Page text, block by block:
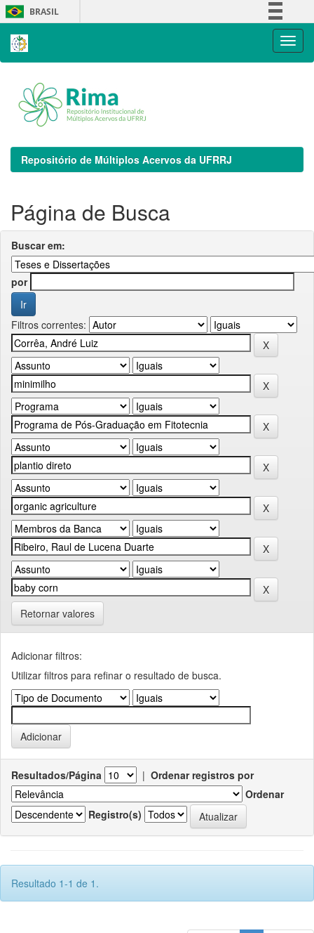
Skip
navigation
BRASIL
Repositório de Múltiplos Acervos da UFRRJ
Página de Busca
Buscar em:
por
Filtros correntes:
Retornar valores
Adicionar filtros:
Utilizar filtros para refinar o resultado de busca.
Resultados/Página | Ordenar registros por
Ordenar
Registro(s)
Resultado 1-1 de 1.